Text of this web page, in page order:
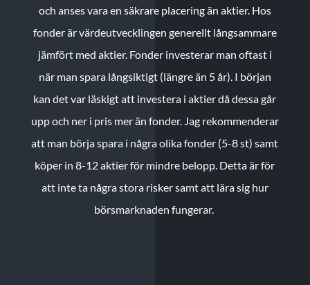
och anses vara en säkrare placering än aktier. Hos
fonder är värdeutvecklingen generellt långsammare
jämfört med aktier. Fonder investerar man oftast i
när man spara långsiktigt (längre än 5 år). I början
kan det var läskigt att investera i aktier då dessa går
upp och ner i pris mer än fonder. Jag rekommenderar
att man börja spara i några olika fonder (5-8 st) samt
köper in 8-12 aktier för mindre belopp. Detta är för
att inte ta några stora risker samt att lära sig hur
börsmarknaden fungerar.